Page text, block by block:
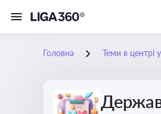
Головна Теми в центрі